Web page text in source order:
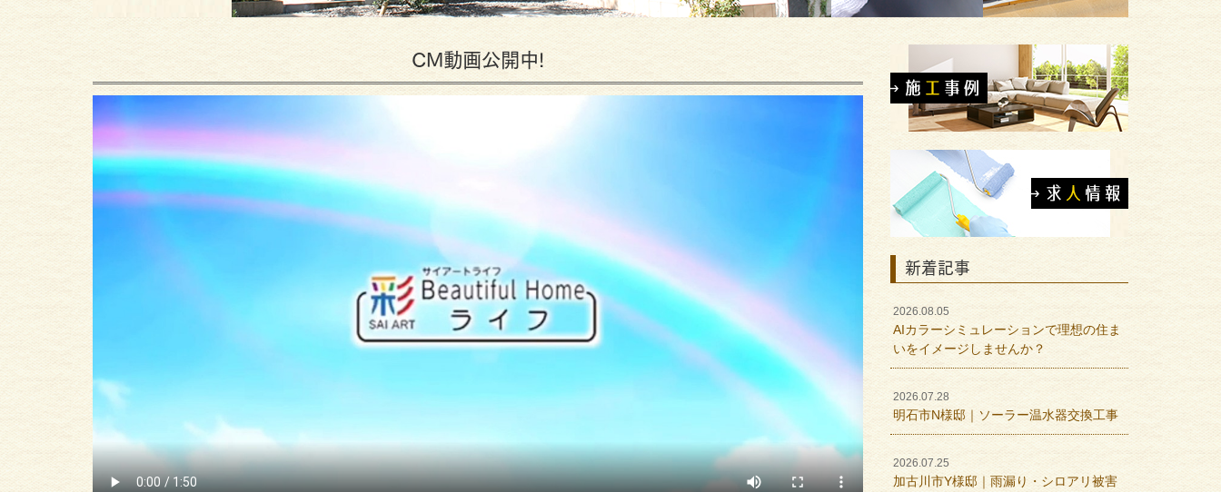
CM動画公開中!
新着記事
2026.08.05
AIカラーシミュレーションで理想の住ま
いをイメージしませんか？
2026.07.28
明石市N様邸｜ソーラー温水器交換工事
2026.07.25
加古川市Y様邸｜雨漏り・シロアリ被害